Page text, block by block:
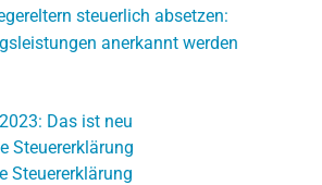
steuerlich absetzen:
anerkannt werden
Das ist neu
Steuererklärung
Steuererklärung